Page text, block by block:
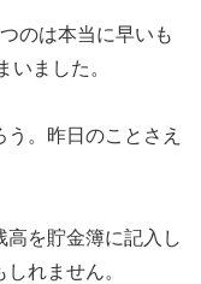
のは本当に早いも
ました。
。昨日のことさえ
高を貯金簿に記入し
れません。